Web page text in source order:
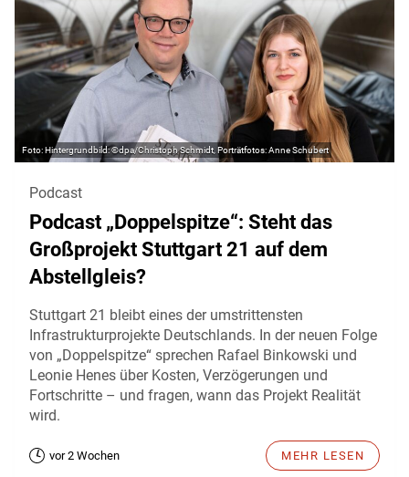
Hintergrundbild: ©dpa/Christoph Schmidt, Porträtfotos: Anne Schubert
Podcast
Podcast „Doppelspitze“: Steht das
Großprojekt Stuttgart 21 auf dem
Abstellgleis?
Stuttgart 21 bleibt eines der umstrittensten
Infrastrukturprojekte Deutschlands. In der neuen Folge
von „Doppelspitze“ sprechen Rafael Binkowski und
Leonie Henes über Kosten, Verzögerungen und
Fortschritte – und fragen, wann das Projekt Realität
wird.
vor 2 Wochen MEHR LESEN